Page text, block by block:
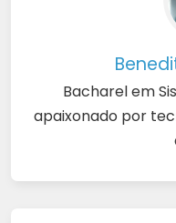
Bacharel em
apaixonado por